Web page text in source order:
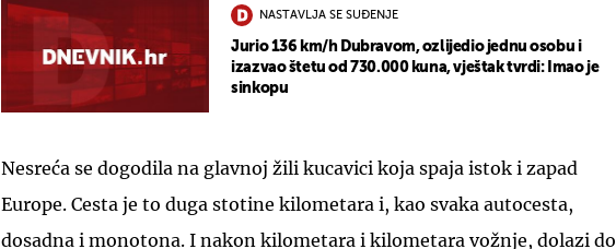
NASTAVLJA SE SUĐENJE
Jurio 136 km/h Dubravom, ozlijedio jednu osobu i
izazvao štetu od 730.000 kuna, vještak tvrdi: Imao je
sinkopu
Nesreća se dogodila na glavnoj žili kucavici koja spaja istok i zapad
Europe. Cesta je to duga stotine kilometara i, kao svaka autocesta,
dosadna i monotona. I nakon kilometara i kilometara vožnje, dolazi do